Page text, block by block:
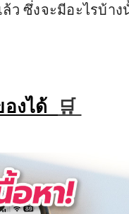
ล้ว ซึ่งจะมีอะไรบ้า
งได้ 🛒